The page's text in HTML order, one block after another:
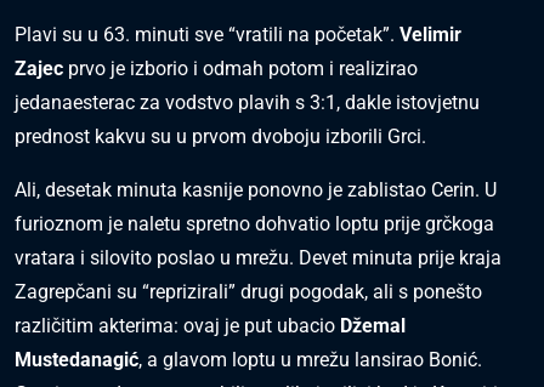
Plavi su u 63. minuti sve “vratili na početak”. Velimir
Zajec prvo je izborio i odmah potom i realizirao
jedanaesterac za vodstvo plavih s 3:1, dakle istovjetnu
prednost kakvu su u prvom dvoboju izborili Grci.
Ali, desetak minuta kasnije ponovno je zablistao Cerin. U
furioznom je naletu spretno dohvatio loptu prije grčkoga
vratara i silovito poslao u mrežu. Devet minuta prije kraja
Zagrepčani su “reprizirali” drugi pogodak, ali s ponešto
različitim akterima: ovaj je put ubacio Džemal
Mustedanagić, a glavom loptu u mrežu lansirao Bonić.